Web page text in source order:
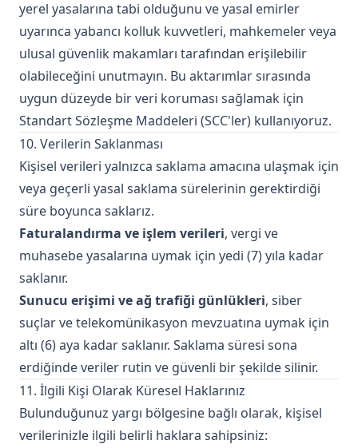
yerel yasalarına tabi olduğunu ve yasal emirler
uyarınca yabancı kolluk kuvvetleri, mahkemeler veya
ulusal güvenlik makamları tarafından erişilebilir
olabileceğini unutmayın. Bu aktarımlar sırasında
uygun düzeyde bir veri koruması sağlamak için
Standart Sözleşme Maddeleri (SCC'ler) kullanıyoruz.
10. Verilerin Saklanması
Kişisel verileri yalnızca saklama amacına ulaşmak için
veya geçerli yasal saklama sürelerinin gerektirdiği
süre boyunca saklarız.
Faturalandırma ve işlem verileri, vergi ve
muhasebe yasalarına uymak için yedi (7) yıla kadar
saklanır.
Sunucu erişimi ve ağ trafiği günlükleri, siber
suçlar ve telekomünikasyon mevzuatına uymak için
altı (6) aya kadar saklanır. Saklama süresi sona
erdiğinde veriler rutin ve güvenli bir şekilde silinir.
11. İlgili Kişi Olarak Küresel Haklarınız
Bulunduğunuz yargı bölgesine bağlı olarak, kişisel
verilerinizle ilgili belirli haklara sahipsiniz: